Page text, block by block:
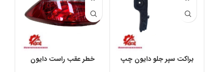
براکت سپر جلو دایون چپ
خطر عقب راست دایون